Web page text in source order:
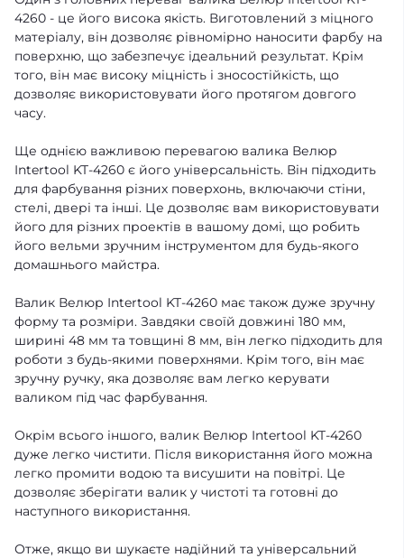
4260 - це його висока якість. Виготовлений з міцного
матеріалу, він дозволяє рівномірно наносити фарбу на
поверхню, що забезпечує ідеальний результат. Крім
того, він має високу міцність і зносостійкість, що
дозволяє використовувати його протягом довгого
часу.
Ще однією важливою перевагою валика Велюр
Intertool KT-4260 є його універсальність. Він підходить
для фарбування різних поверхонь, включаючи стіни,
стелі, двері та інші. Це дозволяє вам використовувати
його для різних проектів в вашому домі, що робить
його вельми зручним інструментом для будь-якого
домашнього майстра.
Валик Велюр Intertool KT-4260 має також дуже зручну
форму та розміри. Завдяки своїй довжині 180 мм,
ширині 48 мм та товщині 8 мм, він легко підходить для
роботи з будь-якими поверхнями. Крім того, він має
зручну ручку, яка дозволяє вам легко керувати
валиком під час фарбування.
Окрім всього іншого, валик Велюр Intertool KT-4260
дуже легко чистити. Після використання його можна
легко промити водою та висушити на повітрі. Це
дозволяє зберігати валик у чистоті та готовні до
наступного використання.
Отже, якщо ви шукаєте надійний та універсальний